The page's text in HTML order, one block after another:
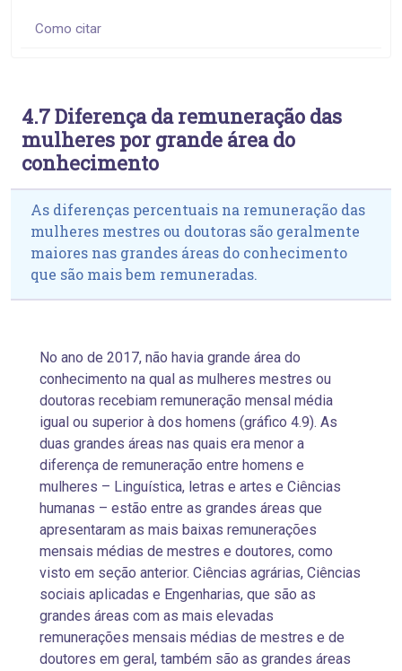
Como citar
4.7 Diferença da remuneração das
mulheres por grande área do
conhecimento
As diferenças percentuais na remuneração das
mulheres mestres ou doutoras são geralmente
maiores nas grandes áreas do conhecimento
que são mais bem remuneradas.
No ano de 2017, não havia grande área do
conhecimento na qual as mulheres mestres ou
doutoras recebiam remuneração mensal média
igual ou superior à dos homens (gráfico 4.9). As
duas grandes áreas nas quais era menor a
diferença de remuneração entre homens e
mulheres – Linguística, letras e artes e Ciências
humanas – estão entre as grandes áreas que
apresentaram as mais baixas remunerações
mensais médias de mestres e doutores, como
visto em seção anterior. Ciências agrárias, Ciências
sociais aplicadas e Engenharias, que são as
grandes áreas com as mais elevadas
remunerações mensais médias de mestres e de
doutores em geral, também são as grandes áreas